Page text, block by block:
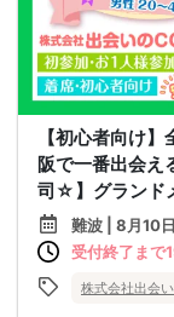
【初心者向け
阪で一番出会
司☆】グランド
難波 | 8月10
受付終了まで
株式会社出会